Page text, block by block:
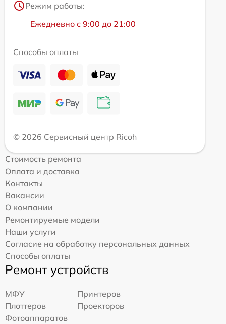
Режим работы:
Ежедневно с 9:00 до 21:00
Способы оплаты
© 2026 Сервисный центр Ricoh
Стоимость ремонта
Оплата и доставка
Контакты
Вакансии
О компании
Ремонтируемые модели
Наши услуги
Согласие на обработку персональных данных
Способы оплаты
Ремонт устройств
МФУ
Принтеров
Плоттеров
Проекторов
Фотоаппаратов